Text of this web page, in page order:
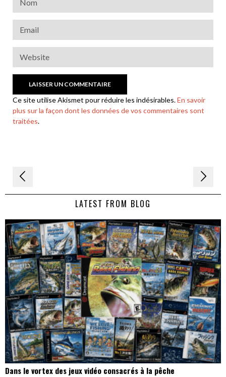
Ce site utilise Akismet pour réduire les indésirables.En savoir
plus sur la façon dont les données de vos commentaires sont
traitées.
Navigation
de LATEST FROM BLOG
Dans le vortex des jeux vidéo consacrés à la pêche